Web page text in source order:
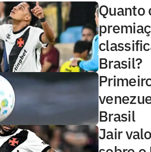
Quanto
Brasil?
Brasil
Jair